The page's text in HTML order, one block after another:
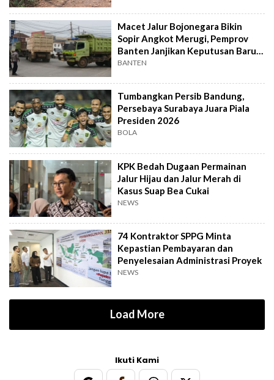
Macet Jalur Bojonegara Bikin
Sopir Angkot Merugi, Pemprov
Banten Janjikan Keputusan Baru 4
Hari Lagi
BANTEN
Tumbangkan Persib Bandung,
Persebaya Surabaya Juara Piala
Presiden 2026
BOLA
KPK Bedah Dugaan Permainan
Jalur Hijau dan Jalur Merah di
Kasus Suap Bea Cukai
NEWS
74 Kontraktor SPPG Minta
Kepastian Pembayaran dan
Penyelesaian Administrasi Proyek
NEWS
Load More
Ikuti Kami